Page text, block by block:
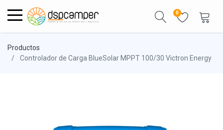
0
Productos
Controlador de Carga BlueSolar MPPT 100/30 Victron Energy